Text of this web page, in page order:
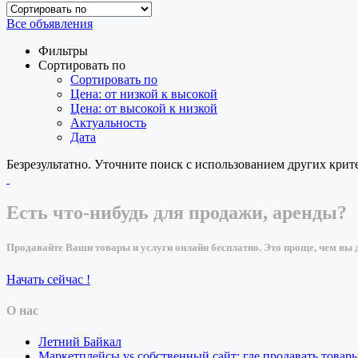
Все объявления
Фильтры
Сортировать по
Сортировать по
Цена: от низкой к высокой
Цена: от высокой к низкой
Актуальность
Дата
Безрезультатно. Уточните поиск с использованием других
Есть что-нибудь для продажи, аренды?
Продавайте Ваши товары и услуги онлайн бесплатно. Это проще, чем вы
Начать сейчас !
О нас
Летний Байкал